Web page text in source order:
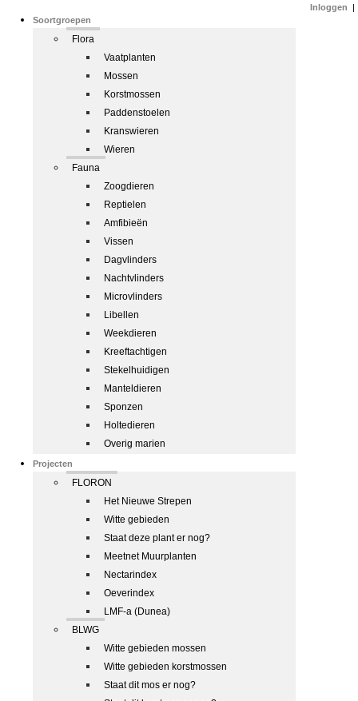
Soortgroepen
Flora
Vaatplanten
Mossen
Korstmossen
Paddenstoelen
Kranswieren
Wieren
Fauna
Zoogdieren
Reptielen
Amfibieën
Vissen
Dagvlinders
Nachtvlinders
Microvlinders
Libellen
Weekdieren
Kreeftachtigen
Stekelhuidigen
Manteldieren
Sponzen
Holtedieren
Overig marien
Projecten
FLORON
Het Nieuwe Strepen
Witte gebieden
Staat deze plant er nog?
Meetnet Muurplanten
Nectarindex
Oeverindex
LMF-a (Dunea)
BLWG
Witte gebieden mossen
Witte gebieden korstmossen
Staat dit mos er nog?
Inloggen |